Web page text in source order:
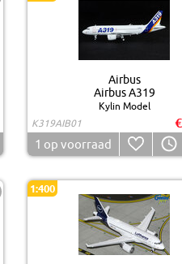
Airbus
Airbus A319
Kylin Model
K319AIB01
1 op voorraad
1:400